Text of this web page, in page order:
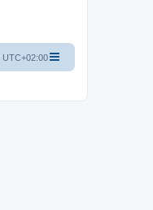
UTC+02:00